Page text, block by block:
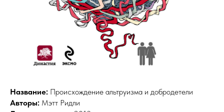
Название: Происхождение альтруизма и добродетели
Авторы: Мэтт Ридли